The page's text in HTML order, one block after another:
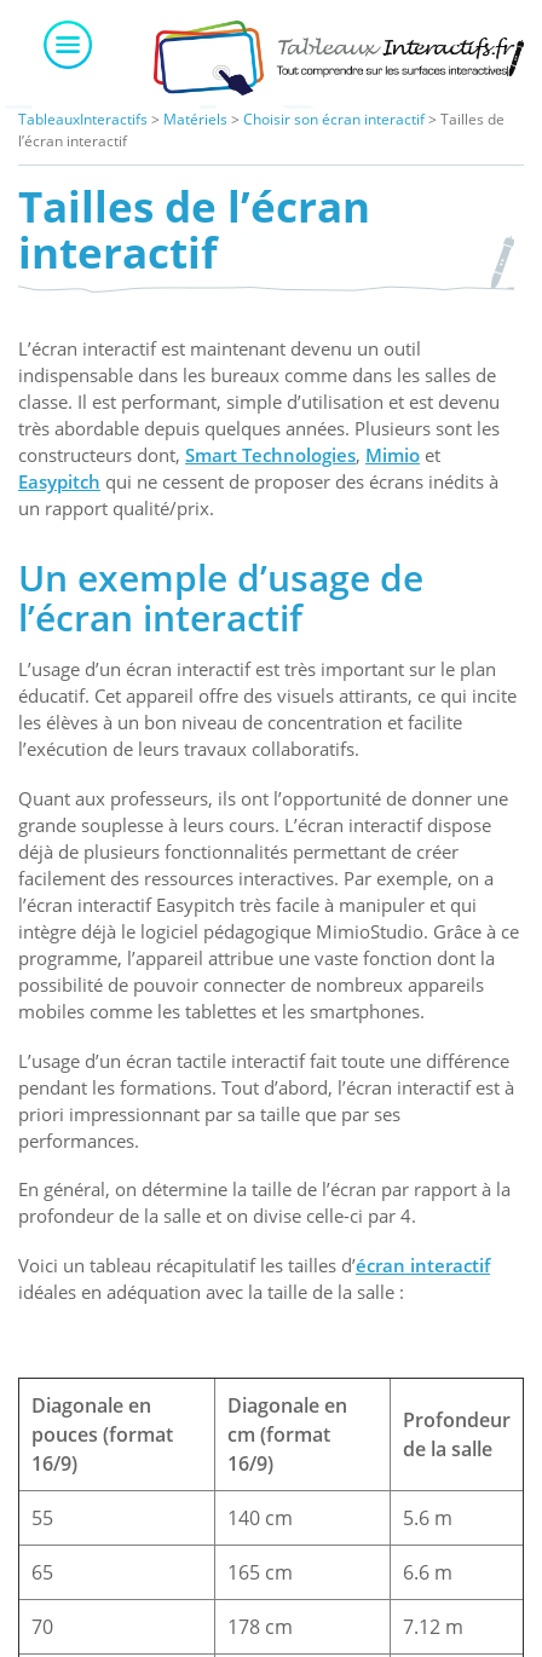
content
TableauxInteractifs > Matériels > Choisir son écran interactif> Tailles de
l’écran interactif
Tailles de l’écran
interactif
L’écran interactif est maintenant devenu un outil
indispensable dans les bureaux comme dans les salles de
classe. Il est performant, simple d’utilisation et est devenu
très abordable depuis quelques années. Plusieurs sont les
constructeurs dont, Smart Technologies, Mimio et
Easypitch qui ne cessent de proposer des écrans inédits à
un rapport qualité/prix.
Un exemple d’usage de
l’écran interactif
L’usage d’un écran interactif est très important sur le plan
éducatif. Cet appareil offre des visuels attirants, ce qui incite
les élèves à un bon niveau de concentration et facilite
l’exécution de leurs travaux collaboratifs.
Quant aux professeurs, ils ont l’opportunité de donner une
grande souplesse à leurs cours. L’écran interactif dispose
déjà de plusieurs fonctionnalités permettant de créer
facilement des ressources interactives. Par exemple, on a
l’écran interactif Easypitch très facile à manipuler et qui
intègre déjà le logiciel pédagogique MimioStudio. Grâce à ce
programme, l’appareil attribue une vaste fonction dont la
possibilité de pouvoir connecter de nombreux appareils
mobiles comme les tablettes et les smartphones.
L’usage d’un écran tactile interactif fait toute une différence
pendant les formations. Tout d’abord, l’écran interactif est à
priori impressionnant par sa taille que par ses
performances.
En général, on détermine la taille de l’écran par rapport à la
profondeur de la salle et on divise celle-ci par 4.
Voici un tableau récapitulatif les tailles d’écran interactif
idéales en adéquation avec la taille de la salle :
Diagonale en
pouces (format
16/9)
Diagonale en
cm (format
16/9)
Profondeur
de la salle
55 140 cm 5.6 m
65 165 cm 6.6 m
70 178 cm 7.12 m